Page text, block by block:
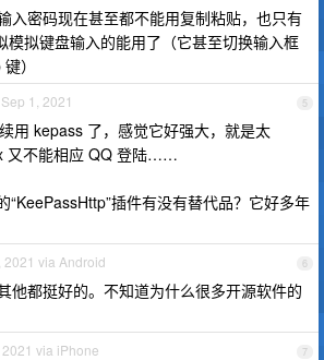
入密码现在甚至都不能用复制粘贴，也只有
模拟键盘输入的能用了（它甚至切换输入框
）
5
Sep 1, 2021
用 kepass 了，感觉它好强大，就是太
不能相应 QQ 登陆……
“KeePassHttp”插件有没有替代品？它好多年
6
2021 via Android
他都挺好的。不知道为什么很多开源软件的
7
via iPhone